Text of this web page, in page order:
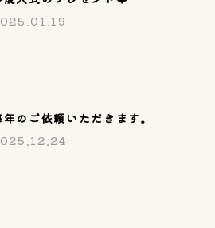
年のご依頼いただきます。